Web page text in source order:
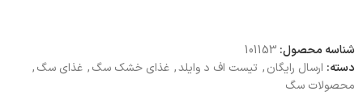
شناسه محصول: 101153
دسته: ارسال رایگان, تیست اف د وایلد, غذای خشک سگ, غذای سگ,
محصولات سگ